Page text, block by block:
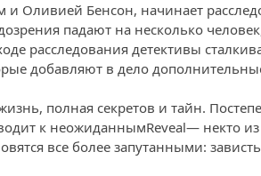
и Оливией Бенсон, начинает
падают на несколько
расследования детективы
добавляют в дело
полная секретов и тайн.
к неожиданнымReveal— некто из
все более запутанными: